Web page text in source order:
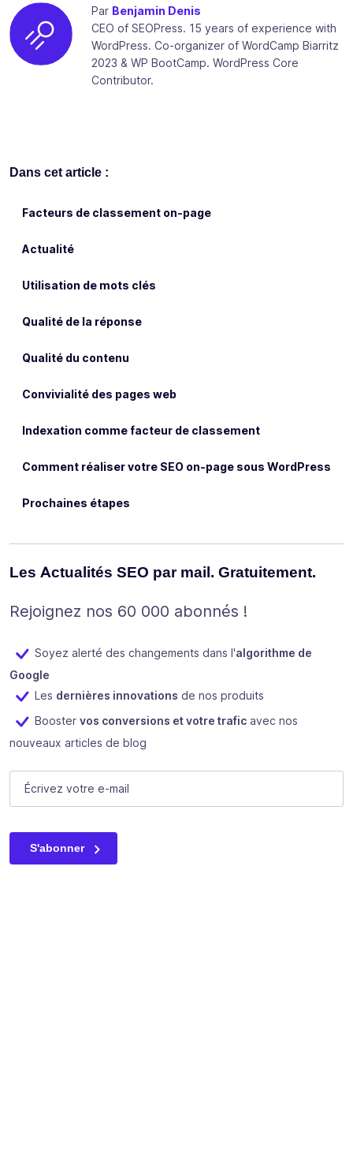
Par Benjamin Denis
CEO of SEOPress. 15 years of experience with
WordPress. Co-organizer of WordCamp Biarritz
2023 & WP BootCamp. WordPress Core
Contributor.
Dans cet article :
Facteurs de classement on-page
Actualité
Utilisation de mots clés
Qualité de la réponse
Qualité du contenu
Convivialité des pages web
Indexation comme facteur de classement
Comment réaliser votre SEO on-page sous WordPress
Prochaines étapes
Les Actualités SEO par mail. Gratuitement.
Rejoignez nos 60 000 abonnés !
Soyez alerté des changements dans l'algorithme de
Google
Les dernières innovations de nos produits
Booster vos conversions et votre trafic avec nos
nouveaux articles de blog
Company
Ce champ n’est utilisé qu’à des fins de validation et
E-mail (Nécessaire)
S'abonner